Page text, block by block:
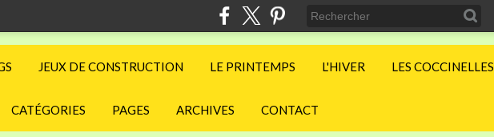
JEUX DE CONSTRUCTION LE PRINTEMPS L'HIVER LES COCCINELLES
CATÉGORIES PAGES ARCHIVES CONTACT